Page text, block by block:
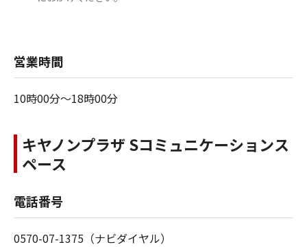
営業時間
10時00分～18時00分
キヤノンプラザ Sコミュニケーションス
ペース
電話番号
0570-07-1375（ナビダイヤル）